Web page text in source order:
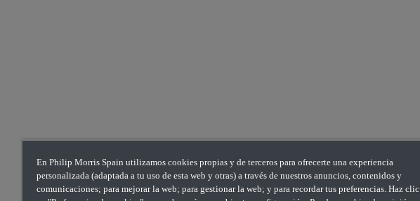
En Philip Morris Spain utilizamos cookies propias y de terceros para ofrecerte una experiencia
personalizada (adaptada a tu uso de esta web y otras) a través de nuestros anuncios, contenidos y
comunicaciones; para mejorar la web; para gestionar la web; y para recordar tus preferencias. Haz clic